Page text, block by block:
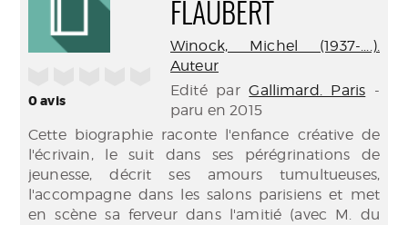
0avis
FLAUBERT
Winock, Michel (1937-....).
Auteur
Edité parGallimard. Paris -
paru en 2015
Cette biographie raconte l'enfance créative de
l'écrivain, le suit dans ses pérégrinations de
jeunesse, décrit ses amours tumultueuses,
l'accompagne dans les salons parisiens et met
en scène sa ferveur dans l'amitié (avec M. du